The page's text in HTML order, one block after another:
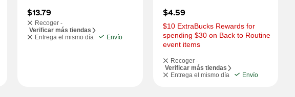
$13.79
Recoger -
Verificar más tiendas
Entrega el mismo día
Envío
$4.59
$10 ExtraBucks Rewards for
spending $30 on Back to Routine
event items
Recoger -
Verificar más tiendas
Entrega el mismo día
Envío